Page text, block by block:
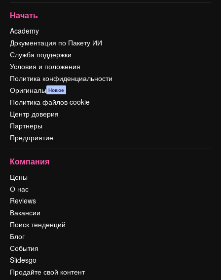
Начать
Academy
Документация по Пакету ИИ
Служба поддержки
Условия и положения
Политика конфиденциальности
Оригиналы Новое
Политика файлов cookie
Центр доверия
Партнеры
Предприятие
Компания
Цены
О нас
Reviews
Вакансии
Поиск тенденций
Блог
События
Slidesgo
Продайте свой контент